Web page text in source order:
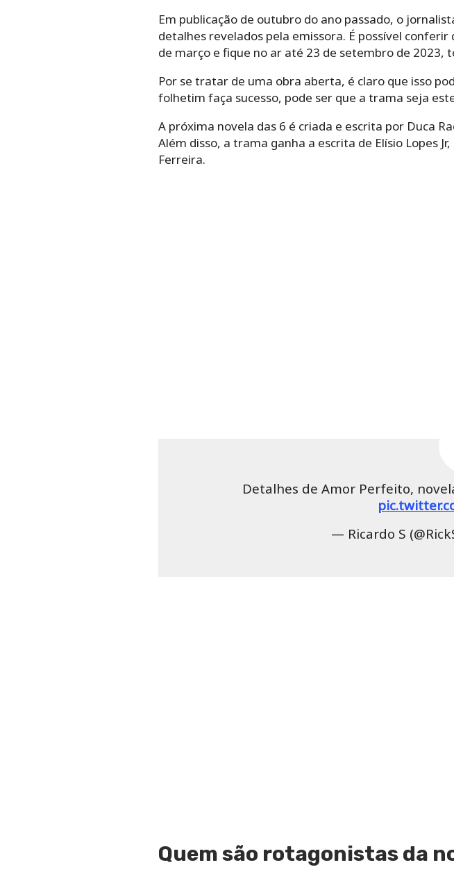
Em publicação de outubro do ano passado, o
detalhes revelados pela emissora. É possível
de março e fique no ar até 23 de setembro de 2023,
Por se tratar de uma obra aberta, é claro que isso
folhetim faça sucesso, pode ser que a trama seja
A próxima novela das 6 é criada e escrita por Duca
Além disso, a trama ganha a escrita de Elísio Lopes
Ferreira.
Detalhes de Amor Perfeito,
— Ricardo S
Quem são rotagonistas da